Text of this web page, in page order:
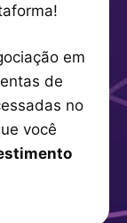
em
de
no
você